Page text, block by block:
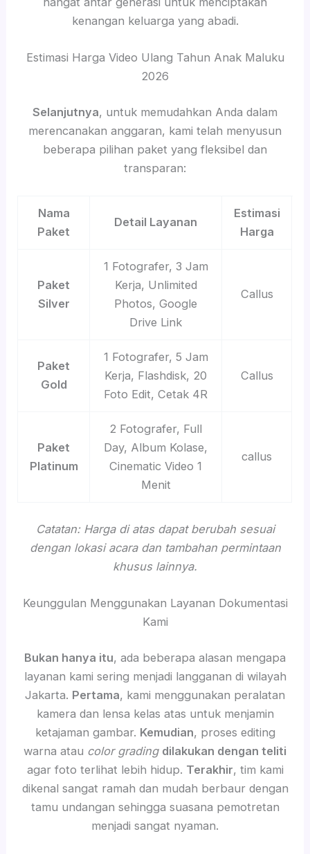
kenangan keluarga yang abadi.
Estimasi Harga Video Ulang Tahun Anak Maluku
2026
Selanjutnya, untuk memudahkan Anda dalam
merencanakan anggaran, kami telah menyusun
beberapa pilihan paket yang fleksibel dan
transparan:
Nama
Paket
Detail Layanan
Estimasi
Harga
Paket
Silver
1 Fotografer, 3 Jam
Kerja, Unlimited
Photos, Google
Drive Link
Callus
Paket
Gold
1 Fotografer, 5 Jam
Kerja, Flashdisk, 20
Foto Edit, Cetak 4R
Callus
Paket
Platinum
2 Fotografer, Full
Day, Album Kolase,
Cinematic Video 1
Menit
callus
Catatan: Harga di atas dapat berubah sesuai
dengan lokasi acara dan tambahan permintaan
khusus lainnya.
Keunggulan Menggunakan Layanan Dokumentasi
Kami
Bukan hanya itu, ada beberapa alasan mengapa
layanan kami sering menjadi langganan di wilayah
Jakarta. Pertama, kami menggunakan peralatan
kamera dan lensa kelas atas untuk menjamin
ketajaman gambar. Kemudian, proses editing
warna atau color grading dilakukan dengan teliti
agar foto terlihat lebih hidup. Terakhir, tim kami
dikenal sangat ramah dan mudah berbaur dengan
tamu undangan sehingga suasana pemotretan
menjadi sangat nyaman.